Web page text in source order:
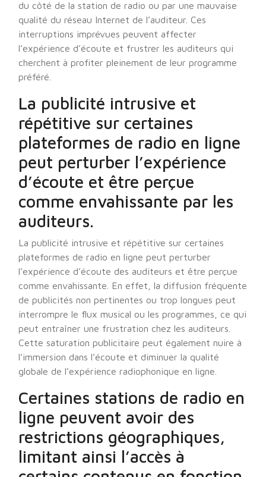
du côté de la station de radio ou par une mauvaise
qualité du réseau Internet de l’auditeur. Ces
interruptions imprévues peuvent affecter
l’expérience d’écoute et frustrer les auditeurs qui
cherchent à profiter pleinement de leur programme
préféré.
La publicité intrusive et
répétitive sur certaines
plateformes de radio en ligne
peut perturber l’expérience
d’écoute et être perçue
comme envahissante par les
auditeurs.
La publicité intrusive et répétitive sur certaines
plateformes de radio en ligne peut perturber
l’expérience d’écoute des auditeurs et être perçue
comme envahissante. En effet, la diffusion fréquente
de publicités non pertinentes ou trop longues peut
interrompre le flux musical ou les programmes, ce qui
peut entraîner une frustration chez les auditeurs.
Cette saturation publicitaire peut également nuire à
l’immersion dans l’écoute et diminuer la qualité
globale de l’expérience radiophonique en ligne.
Certaines stations de radio en
ligne peuvent avoir des
restrictions géographiques,
limitant ainsi l’accès à